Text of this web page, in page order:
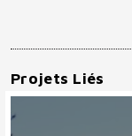
Projets Liés